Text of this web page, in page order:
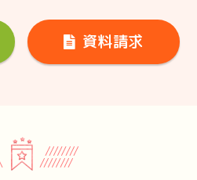
資料請求